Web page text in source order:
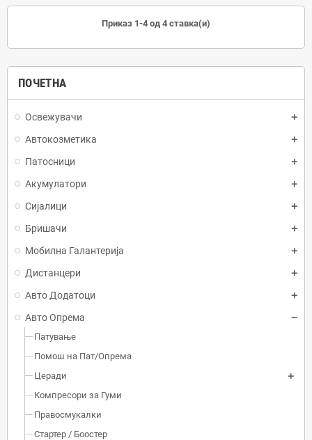
ПОЧЕТНА
Освежувачи
Автокозметика
Патосници
Акумулатори
Сијалици
Бришачи
Мобилна Галантерија
Дистанцери
Авто Додатоци
Авто Опрема
Патување
Помош на Пат/Опрема
Церади
Компресори за Гуми
Правосмукалки
Стартер / Боостер
Приказ 1-4 од 4 ставка(и)